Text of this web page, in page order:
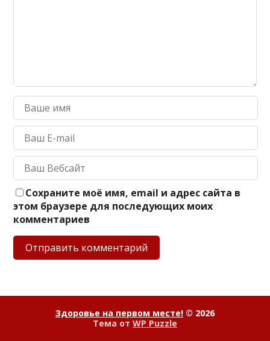
Сохраните моё имя, email и адрес сайта в
этом браузере для последующих моих
комментариев
Здоровье на первом месте! © 2026
Тема от WP Puzzle